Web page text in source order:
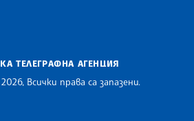
ТЕЛЕГРАФНА АГЕНЦИЯ
Всички права са запазени.